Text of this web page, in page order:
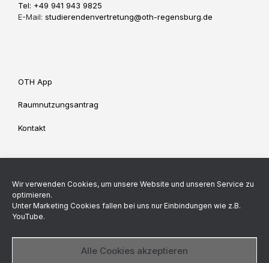
Wir verwenden Cookies, um unsere Website und unseren Service zu
optimieren.
Unter Marketing Cookies fallen bei uns nur Einbindungen wie z.B.
YouTube.
Alle Cookies akzeptieren
Tel: +49 941 943 9825
E-Mail: studierendenvertretung@oth-regensburg.de
OTH App
Raumnutzungsantrag
Kontakt
Datenschutz
Cookie-Richtlinie (EU)
Backend made by